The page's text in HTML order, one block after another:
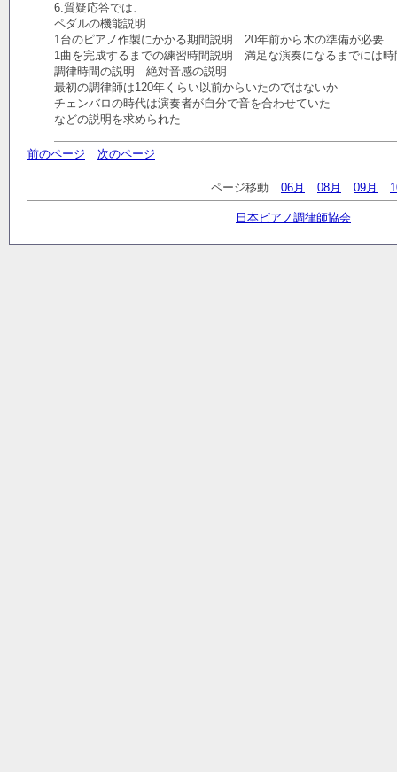
6.質疑応答では、
ペダルの機能説明
1台のピアノ作製にかかる期間説明 20年前から木の準備が必要
1曲を完成するまでの練習時間説明 満足な演奏になるまでには時
調律時間の説明 絶対音感の説明
最初の調律師は120年くらい以前からいたのではないか
チェンバロの時代は演奏者が自分で音を合わせていた
などの説明を求められた
前のページ 次のページ
ページ移動 06月 08月 09月
日本ピアノ調律師協会